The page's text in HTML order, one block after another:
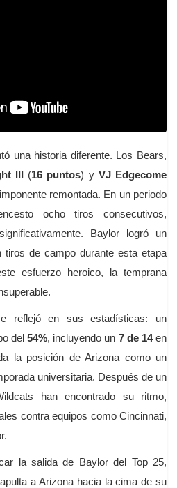
una historia diferente. Los Bears,
III(16 puntos) y VJ Edgecome
remontada. En un periodo
ocho tiros consecutivos,
Baylor logró un
tiros de campo durante esta etapa
esfuerzo heroico, la temprana
reflejó en sus estadísticas: un
del 54%, incluyendo un 7 de 14en
la posición de Arizona como un
universitaria. Después de un
han encontrado su ritmo,
contra equipos como Cincinnati,
la salida de Baylor del Top 25,
a Arizona hacia la cima de su